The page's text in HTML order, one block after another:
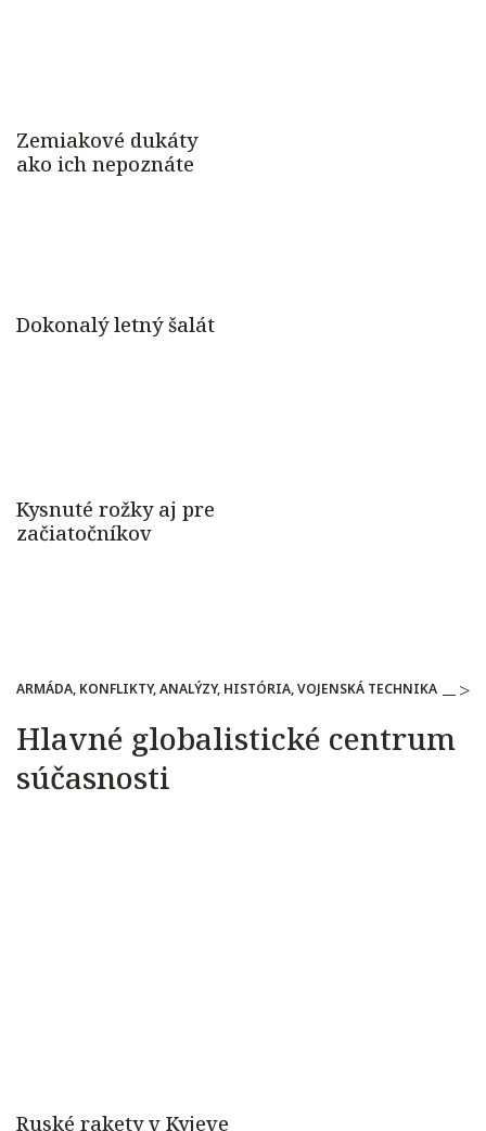
ARMÁDA, KONFLIKTY, ANALÝZY, HISTÓRIA, VOJENSKÁ TECHNIKA